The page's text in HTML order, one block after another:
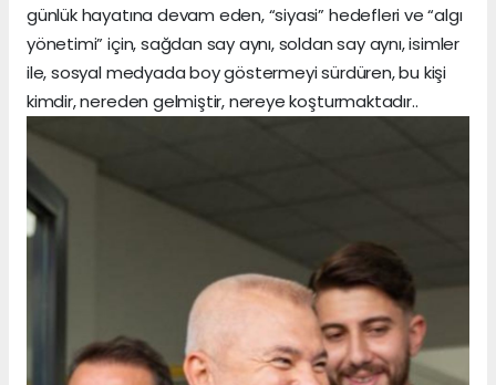
günlük hayatına devam eden, “siyasi” hedefleri ve “algı
yönetimi” için, sağdan say aynı, soldan say aynı, isimler
ile, sosyal medyada boy göstermeyi sürdüren, bu kişi
kimdir, nereden gelmiştir, nereye koşturmaktadır..